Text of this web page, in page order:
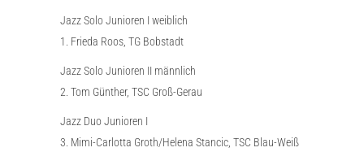
Jazz Solo Junioren I weiblich
1. Frieda Roos, TG Bobstadt
Jazz Solo Junioren II männlich
2. Tom Günther, TSC Groß-Gerau
Jazz Duo Junioren I
3. Mimi-Carlotta Groth/Helena Stancic, TSC Blau-Weiß